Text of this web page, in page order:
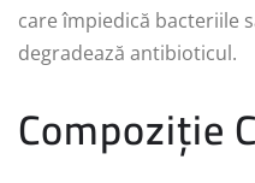
care împiedică bacteriile
degradează antibioticul.
Compoziție